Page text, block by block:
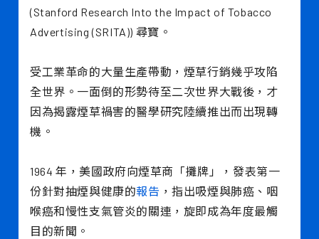
(Stanford Research Into the Impact of Tobacco
Advertising (SRITA)) 尋寶。
受工業革命的大量生產帶動，煙草行銷幾乎攻陷
全世界。一面倒的形勢待至二次世界大戰後，才
因為揭露煙草禍害的醫學研究陸續推出而出現轉
機。
1964 年，美國政府向煙草商「攤牌」，發表第一
份針對抽煙與健康的報告 ，指出吸煙與肺癌、咽
喉癌和慢性支氣管炎的關連，旋即成為年度最觸
目的新聞。